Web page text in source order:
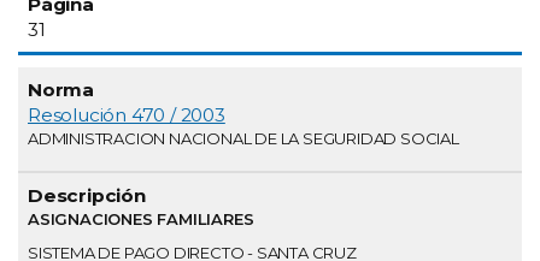
31
Resolución 470 / 2003
ADMINISTRACION NACIONAL DE LA SEGURIDAD SOCIAL
ASIGNACIONES FAMILIARES
SISTEMA DE PAGO DIRECTO - SANTA CRUZ